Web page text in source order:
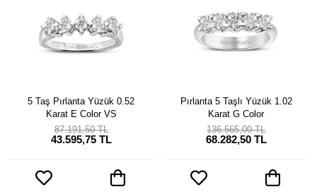
5 Taş Pırlanta Yüzük 0.52
Karat E Color VS
43.595,75 TL
87.191,50 TL
Pırlanta 5 Taşlı Yüzük 1.02
Karat G Color
68.282,50 TL
136.565,00 TL